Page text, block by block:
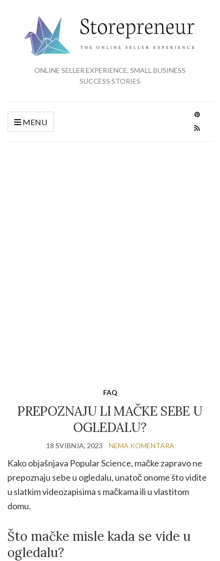
ONLINE SELLER EXPERIENCE, SMALL BUSINESS
SUCCESS STORIES
MENU
FAQ
PREPOZNAJU LI MAČKE SEBE U
OGLEDALU?
18 SVIBNJA, 2023 NEMA KOMENTARA
Kako objašnjava Popular Science, mačke zapravo ne
prepoznaju sebe u ogledalu, unatoč onome što vidite
u slatkim videozapisima s mačkama ili u vlastitom
domu.
Što mačke misle kada se vide u
ogledalu?